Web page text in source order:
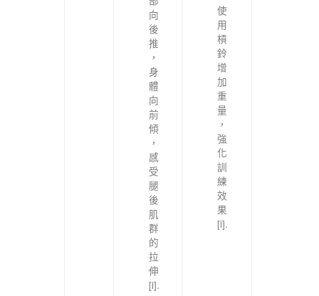
向
後
推
，
身
體
向
前
傾
，
感
受
腿
後
肌
群
的
拉
伸
[i].
使
用
槓
鈴
增
加
重
量
，
強
化
訓
練
效
果
[i].